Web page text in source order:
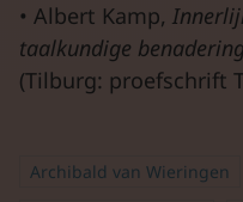
• Albert Kamp,
taalkundige
(Tilburg: proefschrift
Archibald van Wieringen